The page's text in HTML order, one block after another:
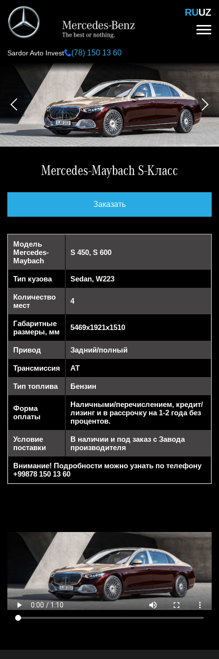
Перейти
основному
содержанию
RUUZ
Sardor Avto Invest (78) 150 13 60
Mercedes-Maybach S-Класс
Заказать
Модель
Mercedes-
Maybach
S 450, S 600
Тип кузова Sedan, W223
Количество
мест
4
Габаритные
размеры, мм
5469x1921x1510
Привод Задний/полный
Трансмиссия AT
Тип топлива Бензин
Форма
оплаты
Наличными/перечислением, кредит/
лизинг и в рассрочку на 1-2 года без
процентов.
Условие
поставки
В наличии и под заказ с Завода
производителя
Внимание! Подробности можно узнать по телефону
+99878 150 13 60